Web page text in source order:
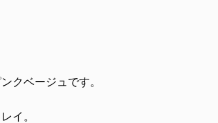
クベージュです。
イ。